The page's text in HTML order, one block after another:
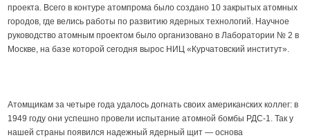
проекта. Всего в контуре атомпрома было создано 10 закрытых атомных
городов, где велись работы по развитию ядерных технологий. Научное
руководство атомным проектом было организовано в Лаборатории № 2 в
Москве, на базе которой сегодня вырос НИЦ «Курчатовский институт».
Атомщикам за четыре года удалось догнать своих американских коллег: в
1949 году они успешно провели испытание атомной бомбы РДС-1. Так у
нашей страны появился надежный ядерный щит — основа